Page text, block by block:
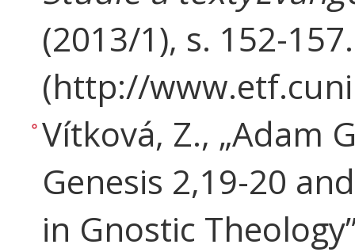
(2013/1), s. 152-157.
(http://
Vítková, Z., „Adam
Genesis 2,19-20
in Gnostic